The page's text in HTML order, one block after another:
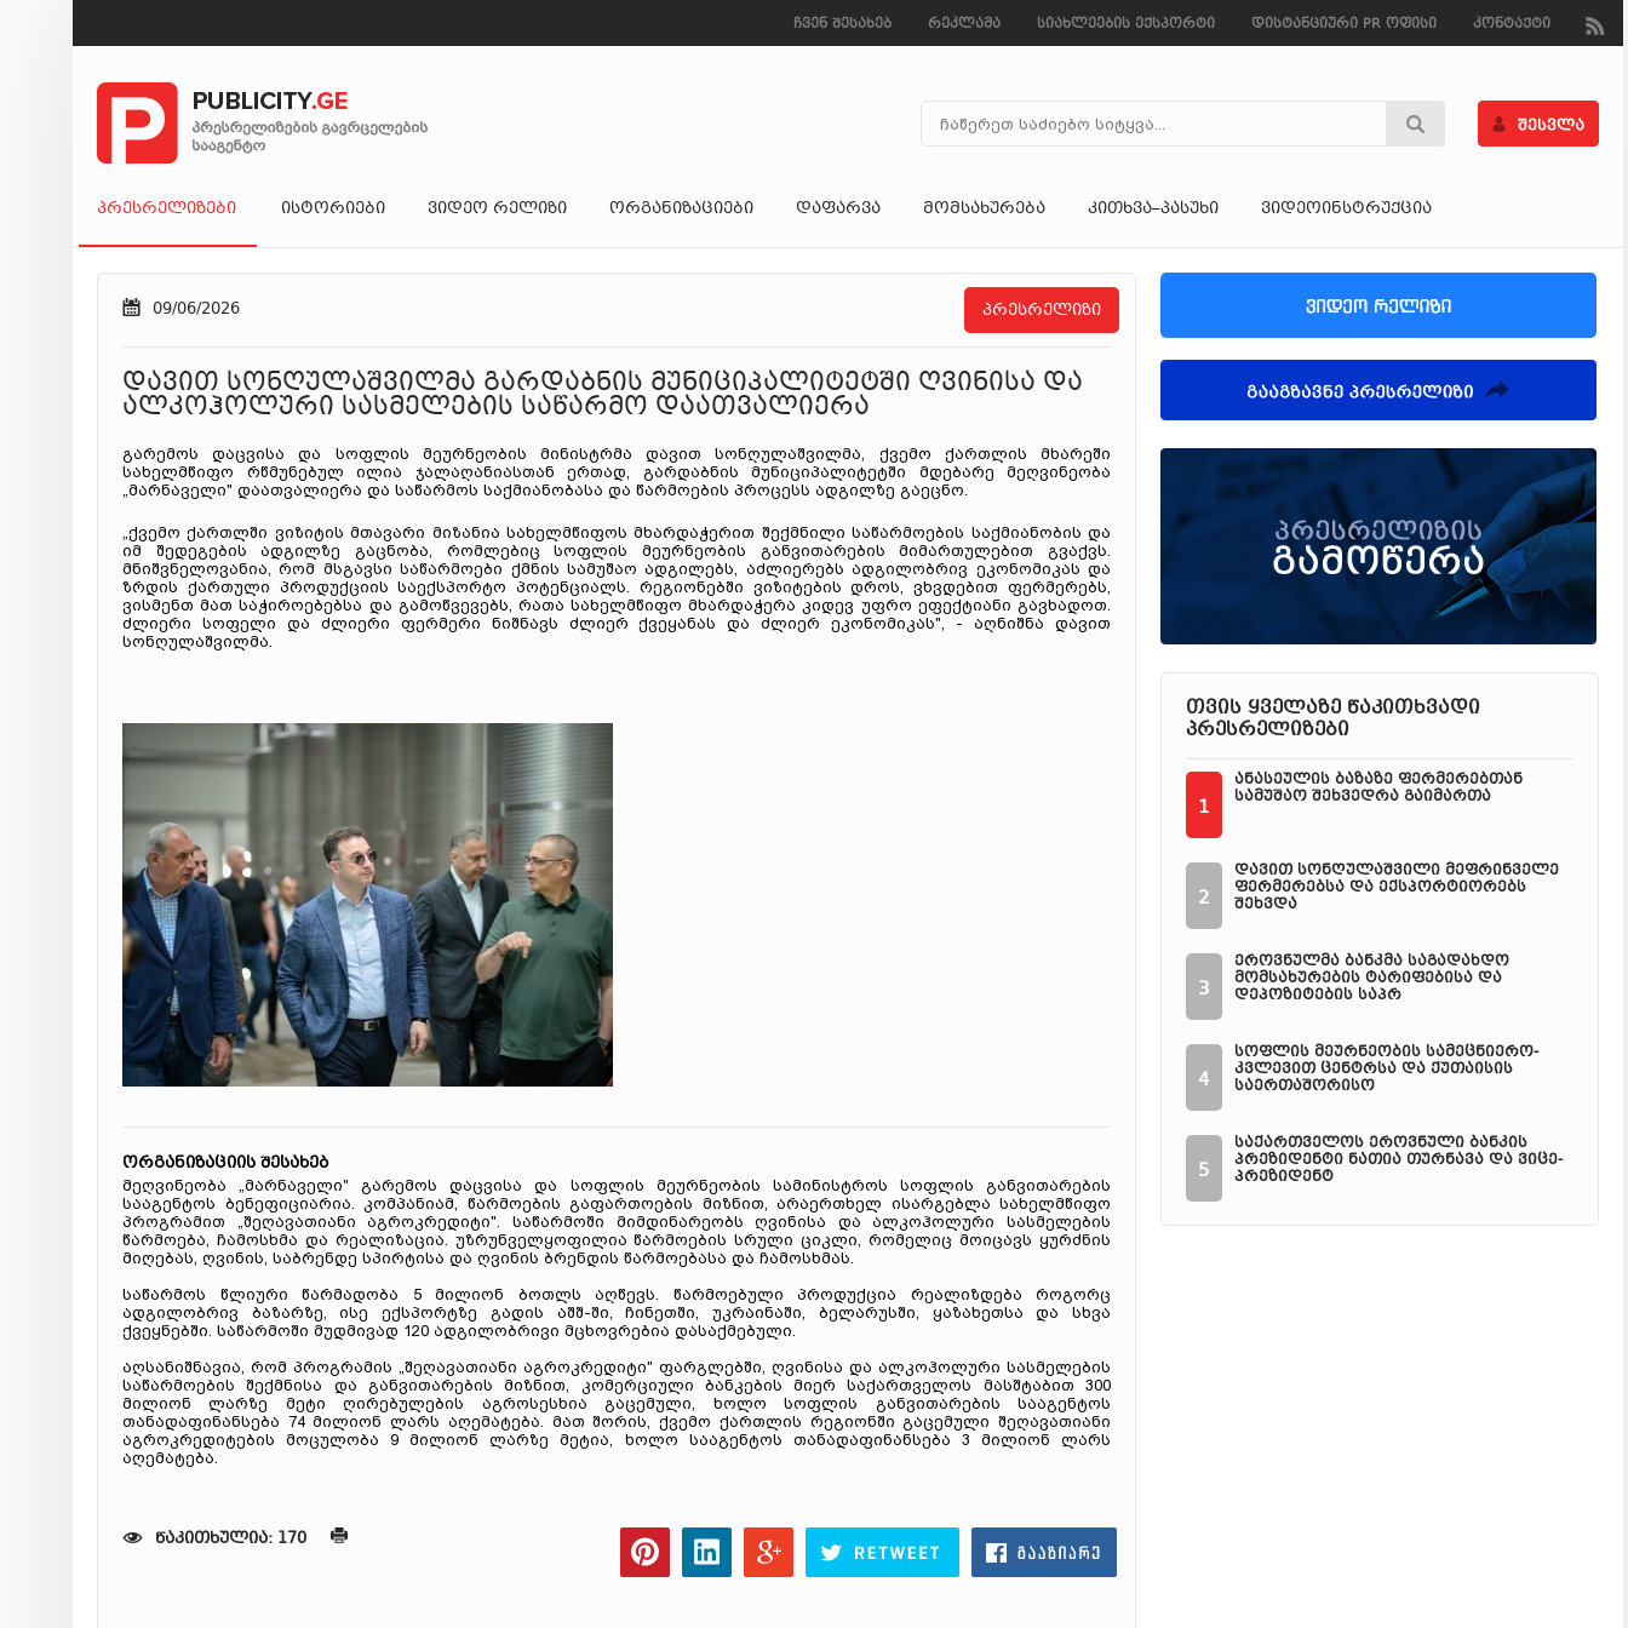
ჩვენ შესახებ რეკლამა სიახლეების ექსპორტი დისტანციური PR ოფისი კონტაქტი
ᲞᲠᲔᲡᲠᲔᲚᲘᲖᲔᲑᲘ ᲘᲡᲢᲝᲠᲘᲔᲑᲘ ᲕᲘᲓᲔᲝ ᲠᲔᲚᲘᲖᲘ ᲝᲠᲒᲐᲜᲘᲖᲐᲪᲘᲔᲑᲘ ᲓᲐᲤᲐᲠᲕᲐ ᲛᲝᲛᲡᲐᲮᲣᲠᲔᲑᲐ ᲙᲘᲗᲮᲕᲐ–ᲞᲐᲡᲣᲮᲘ ᲕᲘᲓᲔᲝᲘᲜᲡᲢᲠᲣᲥᲪᲘᲐ
პრესრელიზი
09/06/2026
დავით სონღულაშვილმა გარდაბნის მუნიციპალიტეტში ღვინისა და
ალკოჰოლური სასმელების საწარმო დაათვალიერა
გარემოს დაცვისა და სოფლის მეურნეობის მინისტრმა დავით სონღულაშვილმა, ქვემო ქართლის მხარეში
სახელმწიფო რწმუნებულ ილია ჯალაღანიასთან ერთად, გარდაბნის მუნიციპალიტეტში მდებარე მეღვინეობა
„მარნაველი" დაათვალიერა და საწარმოს საქმიანობასა და წარმოების პროცესს ადგილზე გაეცნო.
„ქვემო ქართლში ვიზიტის მთავარი მიზანია სახელმწიფოს მხარდაჭერით შექმნილი საწარმოების საქმიანობის და
იმ შედეგების ადგილზე გაცნობა, რომლებიც სოფლის მეურნეობის განვითარების მიმართულებით გვაქვს.
მნიშვნელოვანია, რომ მსგავსი საწარმოები ქმნის სამუშაო ადგილებს, აძლიერებს ადგილობრივ ეკონომიკას და
ზრდის ქართული პროდუქციის საექსპორტო პოტენციალს. რეგიონებში ვიზიტების დროს, ვხვდებით ფერმერებს,
ვისმენთ მათ საჭიროებებსა და გამოწვევებს, რათა სახელმწიფო მხარდაჭერა კიდევ უფრო ეფექტიანი გავხადოთ.
ძლიერი სოფელი და ძლიერი ფერმერი ნიშნავს ძლიერ ქვეყანას და ძლიერ ეკონომიკას", - აღნიშნა დავით
სონღულაშვილმა.
ორგანიზაციის შესახებ
მეღვინეობა „მარნაველი" გარემოს დაცვისა და სოფლის მეურნეობის სამინისტროს სოფლის განვითარების
სააგენტოს ბენეფიციარია. კომპანიამ, წარმოების გაფართოების მიზნით, არაერთხელ ისარგებლა სახელმწიფო
პროგრამით „შეღავათიანი აგროკრედიტი". საწარმოში მიმდინარეობს ღვინისა და ალკოჰოლური სასმელების
წარმოება, ჩამოსხმა და რეალიზაცია. უზრუნველყოფილია წარმოების სრული ციკლი, რომელიც მოიცავს ყურძნის
მიღებას, ღვინის, საბრენდე სპირტისა და ღვინის ბრენდის წარმოებასა და ჩამოსხმას.
საწარმოს წლიური წარმადობა 5 მილიონ ბოთლს აღწევს. წარმოებული პროდუქცია რეალიზდება როგორც
ადგილობრივ ბაზარზე, ისე ექსპორტზე გადის აშშ-ში, ჩინეთში, უკრაინაში, ბელარუსში, ყაზახეთსა და სხვა
ქვეყნებში. საწარმოში მუდმივად 120 ადგილობრივი მცხოვრებია დასაქმებული.
აღსანიშნავია, რომ პროგრამის „შეღავათიანი აგროკრედიტი" ფარგლებში, ღვინისა და ალკოჰოლური სასმელების
საწარმოების შექმნისა და განვითარების მიზნით, კომერციული ბანკების მიერ საქართველოს მასშტაბით 300
მილიონ ლარზე მეტი ღირებულების აგროსესხია გაცემული, ხოლო სოფლის განვითარების სააგენტოს
თანადაფინანსება 74 მილიონ ლარს აღემატება. მათ შორის, ქვემო ქართლის რეგიონში გაცემული შეღავათიანი
აგროკრედიტების მოცულობა 9 მილიონ ლარზე მეტია, ხოლო სააგენტოს თანადაფინანსება 3 მილიონ ლარს
აღემატება.
წაკითხულია: 170
თვის ყველაზე წაკითხვადი
პრესრელიზები
1
ანასეულის ბაზაზე ფერმერებთან
სამუშაო შეხვედრა გაიმართა
2
დავით სონღულაშვილი მეფრინველე
ფერმერებსა და ექსპორტიორებს
შეხვდა
3
ეროვნულმა ბანკმა საგადახდო
მომსახურების ტარიფებისა და
დეპოზიტების საპრ
4
სოფლის მეურნეობის სამეცნიერო-
კვლევით ცენტრსა და ქუთაისის
საერთაშორისო
5
საქართველოს ეროვნული ბანკის
პრეზიდენტი ნათია თურნავა და ვიცე-
პრეზიდენტ